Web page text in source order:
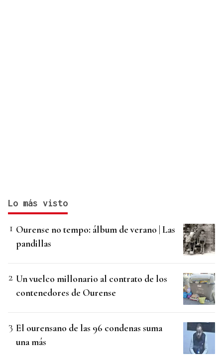
Lo más visto
Ourense no tempo: álbum de verano | Las
pandillas
Un vuelco millonario al contrato de los
contenedores de Ourense
El ourensano de las 96 condenas suma
una más